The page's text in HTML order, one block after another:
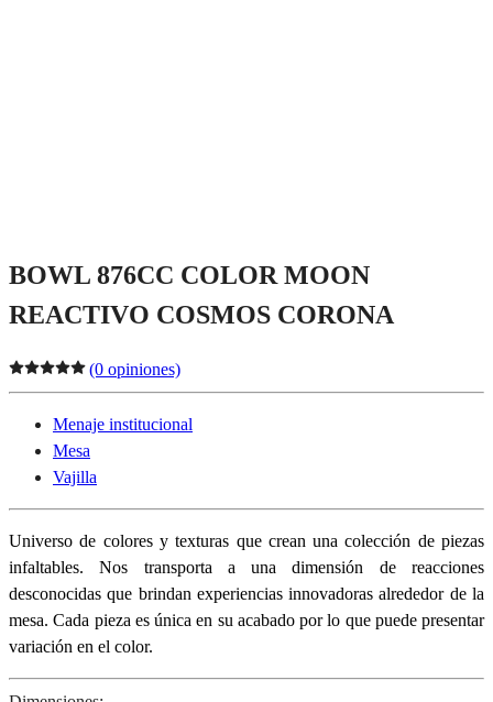
BOWL 876CC COLOR MOON
REACTIVO COSMOS CORONA
(0 opiniones)
Menaje institucional
Mesa
Vajilla
Universo de colores y texturas que crean una colección de piezas
infaltables. Nos transporta a una dimensión de reacciones
desconocidas que brindan experiencias innovadoras alrededor de la
mesa. Cada pieza es única en su acabado por lo que puede presentar
variación en el color.